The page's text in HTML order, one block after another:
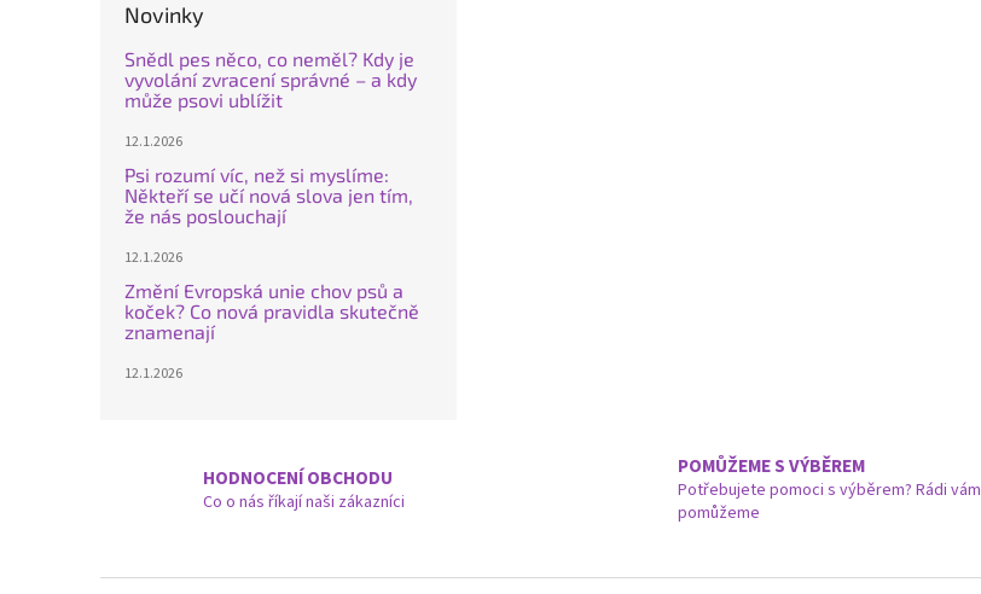
Novinky
Snědl pes něco, co neměl? Kdy je
vyvolání zvracení správné – a kdy
může psovi ublížit
12.1.2026
Psi rozumí víc, než si myslíme:
Někteří se učí nová slova jen tím,
že nás poslouchají
12.1.2026
Změní Evropská unie chov psů a
koček? Co nová pravidla skutečně
znamenají
12.1.2026
HODNOCENÍ OBCHODU
Co o nás říkají naši zákazníci
POMŮŽEME S VÝBĚREM
Potřebujete pomoci s výběrem? Rádi vám
pomůžeme